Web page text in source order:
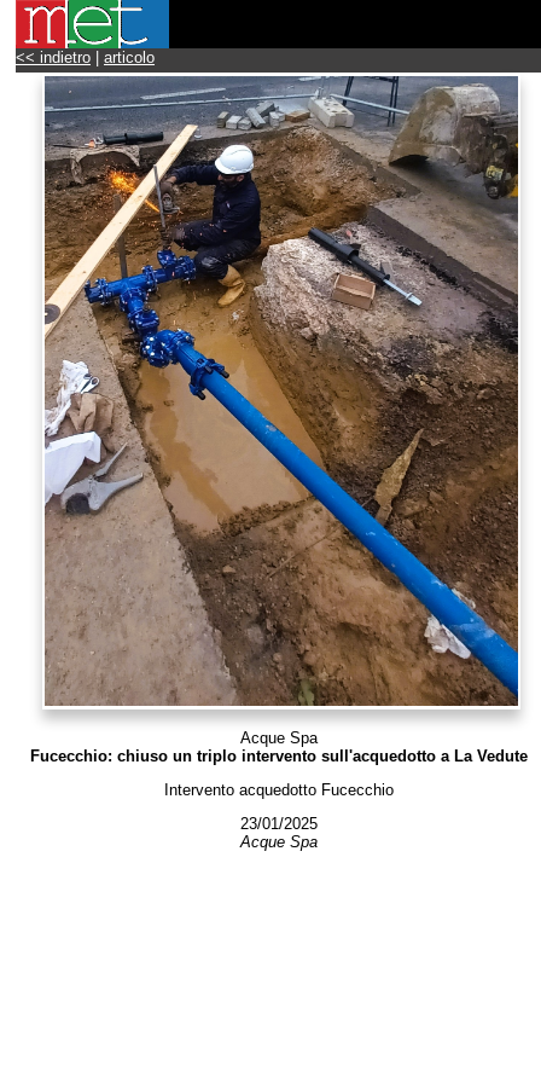
<< indietro articolo
Acque Spa
Fucecchio: chiuso un triplo intervento sull'acquedotto a La Vedute
Intervento acquedotto Fucecchio
23/01/2025
Acque Spa